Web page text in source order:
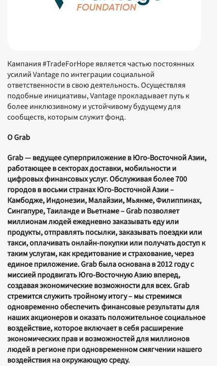
Кампания #TradeForHope является частью постоянных
усилий Vantage по интеграции социальной
ответственности в свою деятельность. Осуществляя
подобные инициативы, Vantage прокладывает путь к
более инклюзивному и устойчивому будущему для
сообществ, которым служит фонд.
О Grab
Grab — ведущее суперприложение в Юго-Восточной Азии,
работающее в секторах доставки, мобильности и
цифровых финансовых услуг. Обслуживая более 700
городов в восьми странах Юго-Восточной Азии –
Камбодже, Индонезии, Малайзии, Мьянме, Филиппинах,
Сингапуре, Таиланде и Вьетнаме – Grab позволяет
миллионам людей ежедневно заказывать еду или
продукты, отправлять посылки, заказывать поездки или
такси, оплачивать онлайн-покупки или получать доступ к
таким услугам, как кредитование и страхование, через
единое приложение. Grab была основана в 2012 году с
миссией продвигать Юго-Восточную Азию вперед,
создавая экономические возможности для всех. Grab
стремится служить тройному итогу – мы стремимся
одновременно обеспечить финансовые результаты для
наших акционеров и оказать положительное социальное
воздействие, которое включает в себя расширение
экономических прав и возможностей для миллионов
людей в регионе при одновременном смягчении нашего
воздействия на окружающую среду.